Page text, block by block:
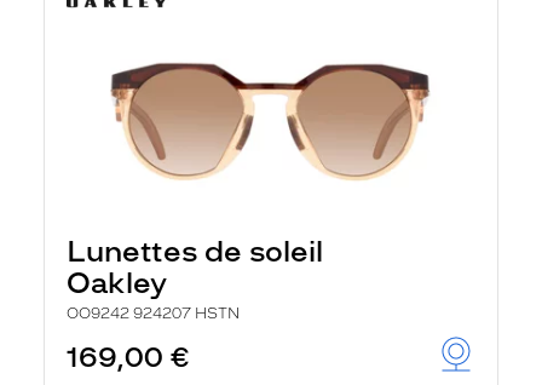
Lunettes de soleil
Oakley
OO9242 924207 HSTN
169,00 €